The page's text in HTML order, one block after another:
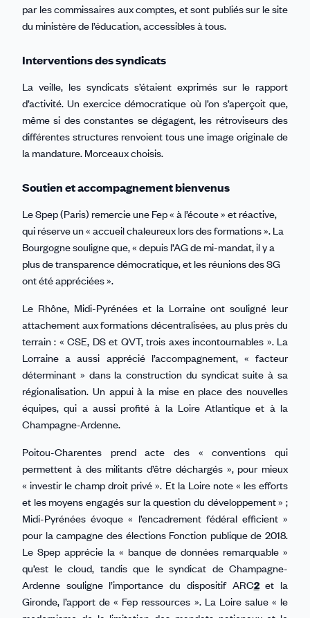
par les commissaires aux comptes, et sont publiés sur le site
du ministère de l’éducation, accessibles à tous.
Interventions des syndicats
La veille, les syndicats s’étaient exprimés sur le rapport
d’activité. Un exercice démocratique où l’on s’aperçoit que,
même si des constantes se dégagent, les rétroviseurs des
différentes structures renvoient tous une image originale de
la mandature. Morceaux choisis.
Soutien et accompagnement bienvenus
Le Spep (Paris) remercie une Fep « à l’écoute » et réactive,
qui réserve un « accueil chaleureux lors des formations ». La
Bourgogne souligne que, « depuis l’AG de mi-mandat, il y a
plus de transparence démocratique, et les réunions des SG
ont été appréciées ».
Le Rhône, Midi-Pyrénées et la Lorraine ont souligné leur
attachement aux formations décentralisées, au plus près du
terrain : « CSE, DS et QVT, trois axes incontournables ». La
Lorraine a aussi apprécié l’accompagnement, « facteur
déterminant » dans la construction du syndicat suite à sa
régionalisation. Un appui à la mise en place des nouvelles
équipes, qui a aussi profité à la Loire Atlantique et à la
Champagne-Ardenne.
Poitou-Charentes prend acte des « conventions qui
permettent à des militants d’être déchargés », pour mieux
« investir le champ droit privé ». Et la Loire note « les efforts
et les moyens engagés sur la question du développement » ;
Midi-Pyrénées évoque « l’encadrement fédéral efficient »
pour la campagne des élections Fonction publique de 2018.
Le Spep apprécie la « banque de données remarquable »
qu’est le cloud, tandis que le syndicat de Champagne-
Ardenne souligne l’importance du dispositif ARC2et la
Gironde, l’apport de « Fep ressources ». La Loire salue « le